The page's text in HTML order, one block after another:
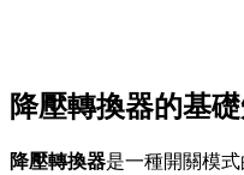
降壓轉換器的基
降壓轉換器是一種開關模